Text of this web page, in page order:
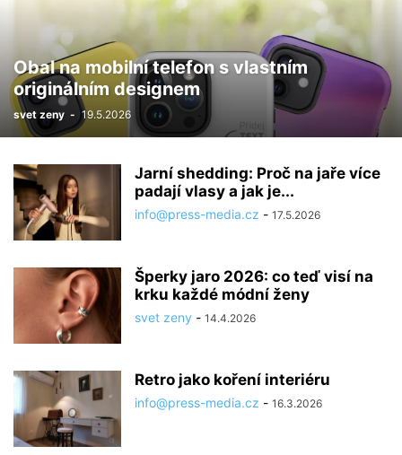
Obal na mobilní telefon s vlastním
originálním designem
svet zeny - 19.5.2026
Jarní shedding: Proč na jaře více
padají vlasy a jak je...
info@press-media.cz - 17.5.2026
Šperky jaro 2026: co teď visí na
krku každé módní ženy
svet zeny - 14.4.2026
Retro jako koření interiéru
info@press-media.cz - 16.3.2026